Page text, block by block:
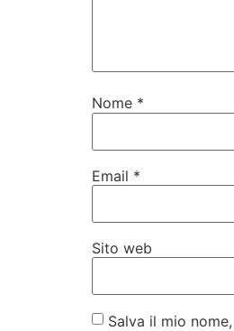
Nome *
Email *
Sito web
Salva il mio